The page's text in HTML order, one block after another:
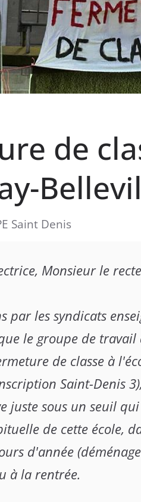
de
Saint Denis
Monsieur le
par les syndicats
le groupe de
de classe à
Saint-Denis
juste sous un seuil
de cette école,
d'année
à la rentrée.